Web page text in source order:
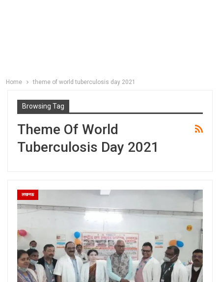
Home theme of world tuberculosis day 2021
Browsing Tag
Theme Of World
Tuberculosis Day 2021
लखनऊ